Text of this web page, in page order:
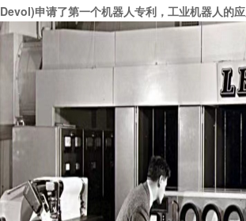
Devol)申请了第一个机器人专利，工业机器人的应